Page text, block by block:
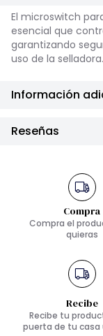
El microswitch
esencial que
garantizando
uso de la selladora.
Información
Reseñas
Compra
Compra el
quieras
Recibe
Recibe tu
puerta de tu casa